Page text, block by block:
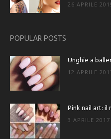
26 APRILE
POPULAR POSTS
Unghie a
12 APRILE
Pink nail art: il
3 APRILE 2017